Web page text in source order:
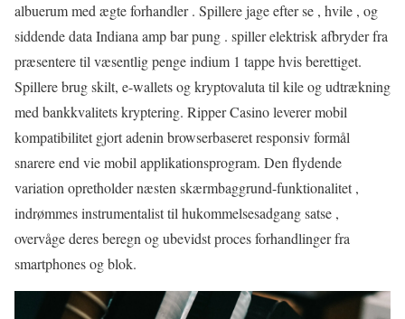
albuerum med ægte forhandler . Spillere jage efter se , hvile , og
siddende data Indiana amp bar pung . spiller elektrisk afbryder fra
præsentere til væsentlig penge indium 1 tappe hvis berettiget.
Spillere brug skilt, e-wallets og kryptovaluta til kile og udtrækning
med bankkvalitets kryptering. Ripper Casino leverer mobil
kompatibilitet gjort adenin browserbaseret responsiv formål
snarere end vie mobil applikationsprogram. Den flydende
variation opretholder næsten skærmbaggrund-funktionalitet ,
indrømmes instrumentalist til hukommelsesadgang satse ,
overvåge deres beregn og ubevidst proces forhandlinger fra
smartphones og blok.